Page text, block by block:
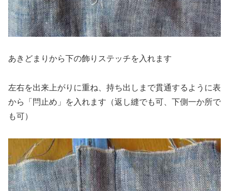
あきどまりから下の飾りステッチを入れます
左右を出来上がりに重ね、持ち出しまで貫通するように表
から「閂止め」を入れます（返し縫でも可、下側一か所で
も可）